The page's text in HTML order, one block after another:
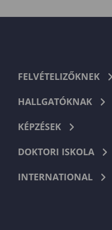
FELVÉTELIZŐKNEK
HALLGATÓKNAK
KÉPZÉSEK
DOKTORI ISKOLA
INTERNATIONAL